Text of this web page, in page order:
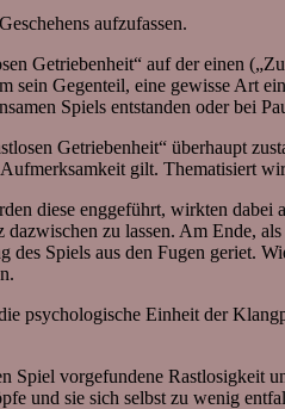
aufzufassen.
Getriebenheit“ auf der einen
Gegenteil, eine gewisse Art
Spiels entstanden oder bei
Getriebenheit“ überhaupt
gilt. Thematisiert
diese enggeführt, wirkten
zu lassen. Am Ende,
Spiels aus den Fugen geriet.
psychologische Einheit der
Spiel vorgefundene
und sie sich selbst zu wenig